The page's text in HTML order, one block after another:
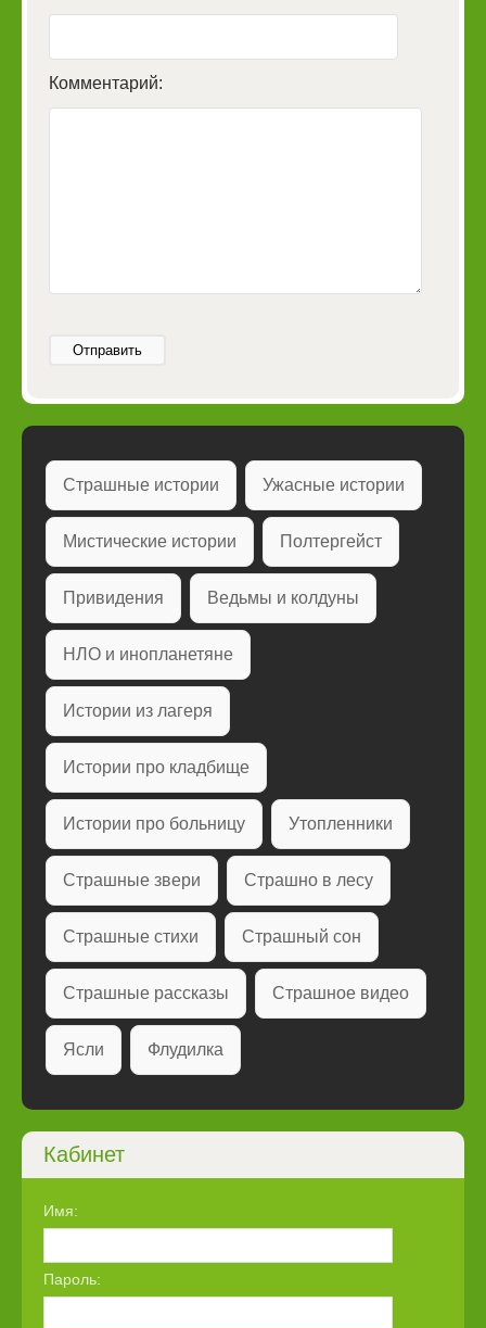
Комментарий:
Отправить
Страшные истории Ужасные истории
Мистические истории Полтергейст
Привидения Ведьмы и колдуны
НЛО и инопланетяне
Истории из лагеря
Истории про кладбище
Истории про больницу Утопленники
Страшные звери Страшно в лесу
Страшные стихи Страшный сон
Страшные рассказы Страшное видео
Ясли Флудилка
Кабинет
Имя:
Пароль: